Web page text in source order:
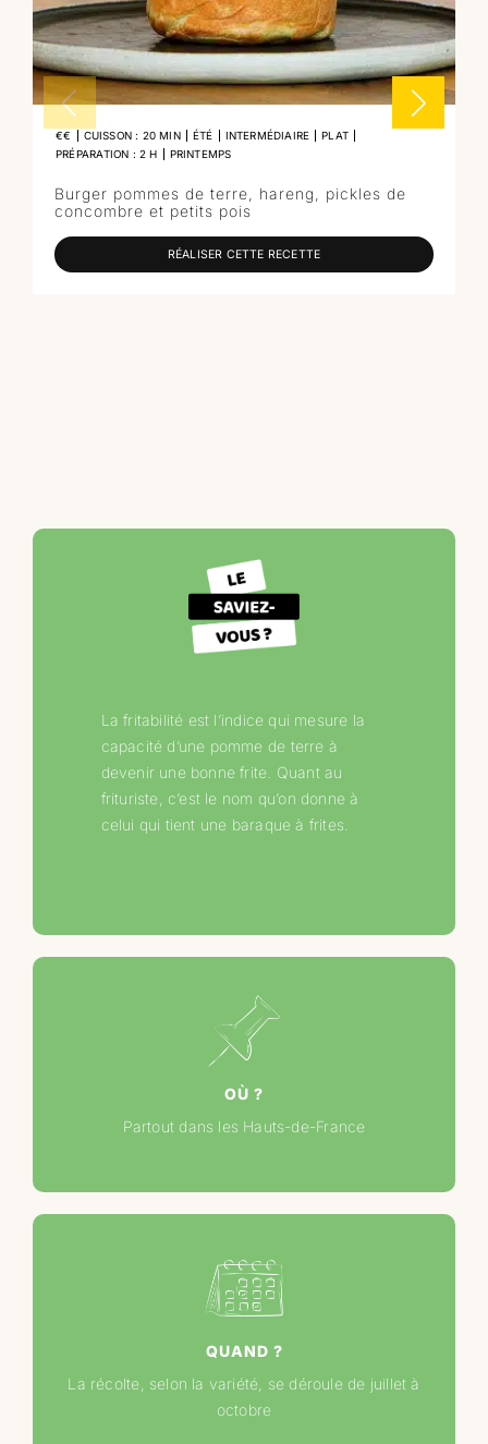
€€ CUISSON : 20 MIN ÉTÉ INTERMÉDIAIRE
PLAT
PRÉPARATION : 2 H
PRINTEMPS
Burger pommes de terre, hareng, pickles de
concombre et petits pois
RÉALISER CETTE RECETTE
La fritabilité est l’indice qui mesure la
capacité d’une pomme de terre à
devenir une bonne frite. Quant au
frituriste, c’est le nom qu’on donne à
celui qui tient une baraque à frites.
OÙ ?
Partout dans les Hauts-de-France
QUAND ?
La récolte, selon la variété, se déroule de juillet à
octobre